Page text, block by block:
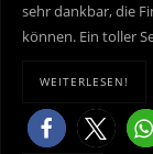
sehr dankbar, die
können. Ein toller
WEITERLESEN!